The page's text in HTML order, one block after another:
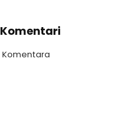
Komentari
Komentara